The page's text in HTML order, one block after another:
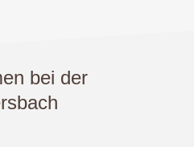
bei der